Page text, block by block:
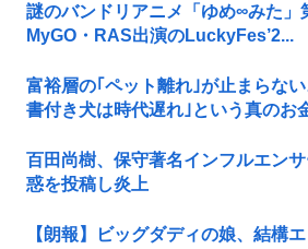
謎のバンドリアニメ「ゆめ∞みた」
MyGO・RAS出演のLuckyFes’2...
富裕層の｢ペット離れ｣が止まらな
書付き犬は時代遅れ｣という真のお
百田尚樹、保守著名インフルエン
惑を投稿し炎上
【朗報】ビッグダディの娘、結構